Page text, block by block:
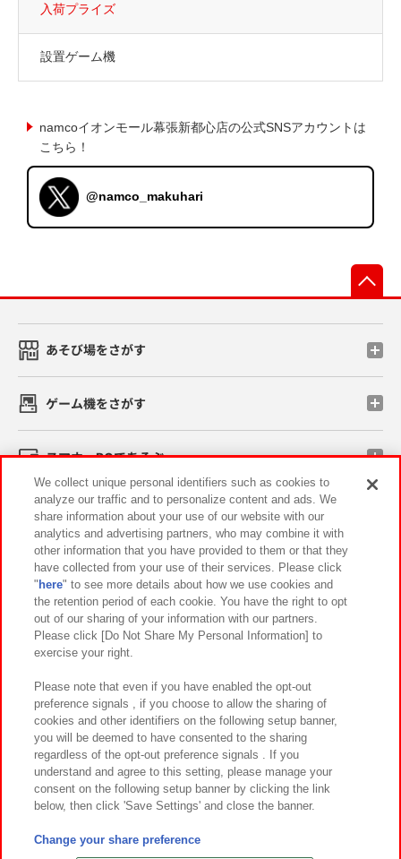
入荷プライズ
設置ゲーム機
namcoイオンモール幕張新都心店の公式SNSアカウントは
こちら！
@namco_makuhari
あそび場をさがす
ゲーム機をさがす
スマホ・PCであそぶ
イベント・キャンペーン
関連会社 サステナビリティ サイトポリシー
プライバシーポリシー ウェブアクセシビリティ方針と検証結果
お取引先さまとともに
カスタマーハラスメント対応方針 よくあるご質問・お問い合わせ
©Bandai Namco Amusement Inc.
©Bandai Namco Amusement Lab Inc.
We collect unique personal identifiers such as cookies to
analyze our traffic and to personalize content and ads. We
share information about your use of our website with our
analytics and advertising partners, who may combine it with
other information that you have provided to them or that they
have collected from your use of their services. Please click
" here" to see more details about how we use cookies and
the retention period of each cookie. You have the right to opt
out of our sharing of your information with our partners.
Please click [Do Not Share My Personal Information] to
exercise your right.
Please note that even if you have enabled the opt-out
preference signals , if you choose to allow the sharing of
cookies and other identifiers on the following setup banner,
you will be deemed to have consented to the sharing
regardless of the opt-out preference signals . If you
understand and agree to this setting, please manage your
consent on the following setup banner by clicking the link
below, then click 'Save Settings' and close the banner.
Change your share preference